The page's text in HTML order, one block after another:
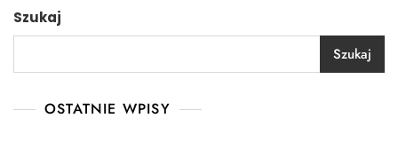
Szukaj
Szukaj
OSTATNIE WPISY